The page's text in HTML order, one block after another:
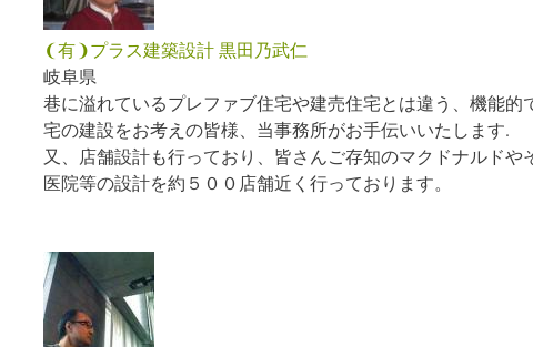
❨有❩プラス建築設計 黒田乃武仁
岐阜県
巷に溢れているプレファブ住宅や建売住宅とは違う、機能的
宅の建設をお考えの皆様、当事務所がお手伝いいたします.
又、店舗設計も行っており、皆さんご存知のマクドナルドや
医院等の設計を約５００店舗近く行っております。